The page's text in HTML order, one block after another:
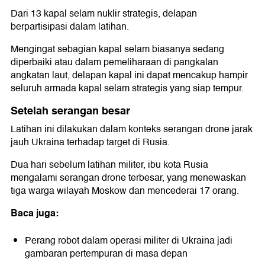
Dari 13 kapal selam nuklir strategis, delapan
berpartisipasi dalam latihan.
Mengingat sebagian kapal selam biasanya sedang
diperbaiki atau dalam pemeliharaan di pangkalan
angkatan laut, delapan kapal ini dapat mencakup hampir
seluruh armada kapal selam strategis yang siap tempur.
Setelah serangan besar
Latihan ini dilakukan dalam konteks serangan drone jarak
jauh Ukraina terhadap target di Rusia.
Dua hari sebelum latihan militer, ibu kota Rusia
mengalami serangan drone terbesar, yang menewaskan
tiga warga wilayah Moskow dan mencederai 17 orang.
Baca juga:
Perang robot dalam operasi militer di Ukraina jadi
gambaran pertempuran di masa depan